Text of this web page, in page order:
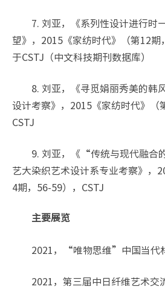
7. 刘亚，《系列性设计进行
望》，2015《家纺时代》（第12
于CSTJ（中文科技期刊数据库）
8. 刘亚，《寻觅娟丽秀美的
设计考察》，2015《家纺时代》（
CSTJ
9. 刘亚，《“传统与现代融
艺大染织艺术设计系专业考察》，
4期，56-59），CSTJ
主要展览
2021，“唯物思维”中国当代
2021，第三届中日纤维艺术交